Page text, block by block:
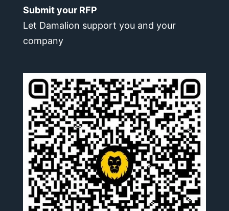
Submit your RFP
Let Damalion support you and your
company